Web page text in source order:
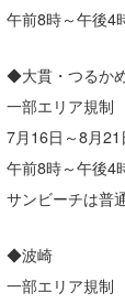
午前8時～午後4
◆大貫・つるか
一部エリア規制
7月16日～8月21
午前8時～午後4
サンビーチは普
◆波崎
一部エリア規制
大野”MAR”
H
KOBU
KY
MIN
OYZ